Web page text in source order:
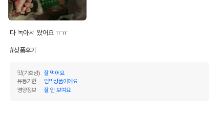
다 녹아서 왔어요 ㅠㅠ
#상품후기
맛(기호성)
잘 먹어요
유통기한
임박상품이에요
영양정보
잘 안 보여요